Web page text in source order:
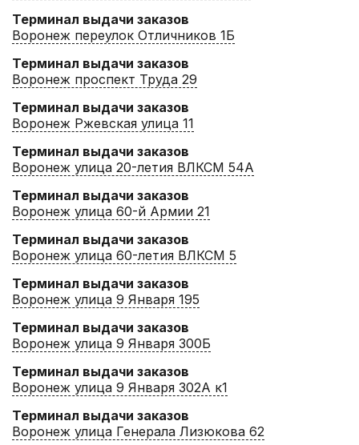
Терминал выдачи заказов
Воронеж переулок Отличников 1Б
Терминал выдачи заказов
Воронеж проспект Труда 29
Терминал выдачи заказов
Воронеж Ржевская улица 11
Терминал выдачи заказов
Воронеж улица 20-летия ВЛКСМ 54А
Терминал выдачи заказов
Воронеж улица 60-й Армии 21
Терминал выдачи заказов
Воронеж улица 60-летия ВЛКСМ 5
Терминал выдачи заказов
Воронеж улица 9 Января 195
Терминал выдачи заказов
Воронеж улица 9 Января 300Б
Терминал выдачи заказов
Воронеж улица 9 Января 302А к1
Терминал выдачи заказов
Воронеж улица Генерала Лизюкова 62